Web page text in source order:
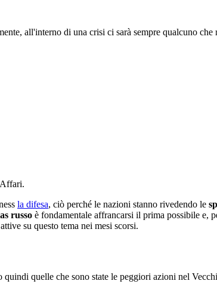
all'interno di una crisi ci sarà sempre qualcuno
la difesa, ciò perché le nazioni stanno rivedendo le
russo è fondamentale affrancarsi il prima possibile e,
su questo tema nei mesi scorsi.
quelle che sono state le peggiori azioni nel